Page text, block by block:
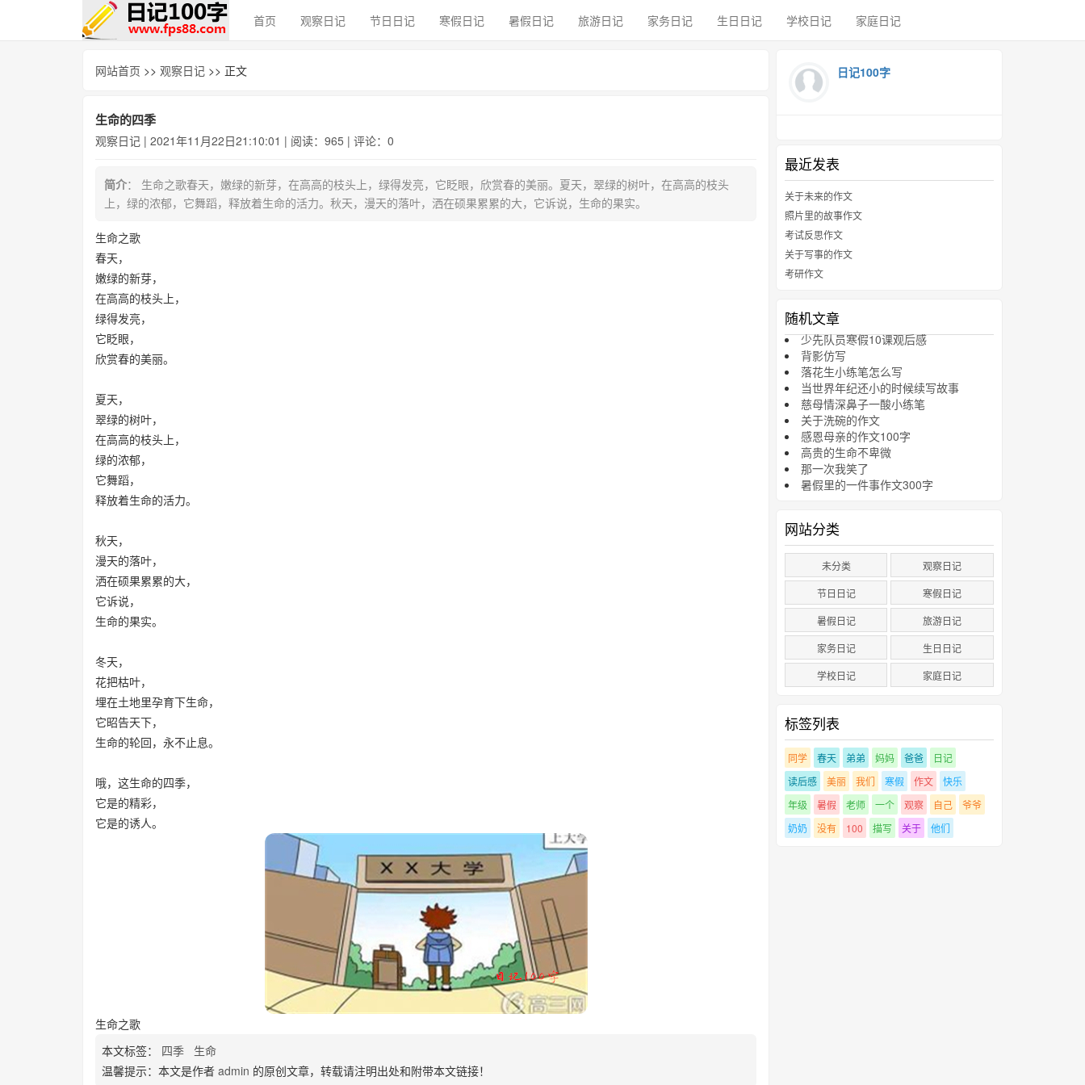
首页 观察日记 节日日记 寒假日记 暑假日记 旅游日记 家务日记 生日日记 学校日记 家庭日记
网站首页 >> 观察日记 >> 正文
生命的四季
观察日记 | 2021年11月22日21:10:01 | 阅读：965 | 评论：0
简介： 生命之歌春天，嫩绿的新芽，在高高的枝头上，绿得发亮，它眨眼，欣赏春的美丽。夏天，翠绿的树叶，在高高的枝头
上，绿的浓郁，它舞蹈，释放着生命的活力。秋天，漫天的落叶，洒在硕果累累的大，它诉说，生命的果实。
生命之歌
春天，
嫩绿的新芽，
在高高的枝头上，
绿得发亮，
它眨眼，
欣赏春的美丽。
夏天，
翠绿的树叶，
在高高的枝头上，
绿的浓郁，
它舞蹈，
释放着生命的活力。
秋天，
漫天的落叶，
洒在硕果累累的大，
它诉说，
生命的果实。
冬天，
花把枯叶，
埋在土地里孕育下生命，
它昭告天下，
生命的轮回，永不止息。
哦，这生命的四季，
它是的精彩，
它是的诱人。
生命之歌
本文标签： 四季
生命
温馨提示：本文是作者 admin 的原创文章，转载请注明出处和附带本文链接！
日记100字
最近发表
关于未来的作文
照片里的故事作文
考试反思作文
关于写事的作文
考研作文
随机文章
少先队员寒假10课观后感
背影仿写
落花生小练笔怎么写
当世界年纪还小的时候续写故事
慈母情深鼻子一酸小练笔
关于洗碗的作文
感恩母亲的作文100字
高贵的生命不卑微
那一次我笑了
暑假里的一件事作文300字
网站分类
未分类
观察日记
节日日记
寒假日记
暑假日记
旅游日记
家务日记
生日日记
学校日记
家庭日记
标签列表
同学 春天 弟弟 妈妈 爸爸
日记
读后感
美丽 我们 寒假 作文
快乐
年级
暑假 老师 一个 观察 自己
爷爷
奶奶
没有 100 描写 关于 他们